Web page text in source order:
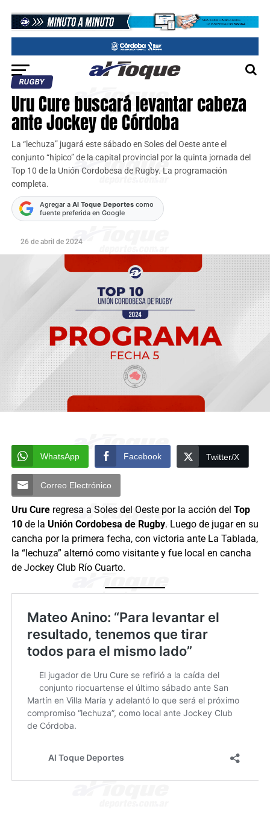
RUGBY
Uru Cure buscará levantar cabeza
ante Jockey de Córdoba
La “lechuza” jugará este sábado en Soles del Oeste ante el
conjunto “hípico” de la capital provincial por la quinta jornada del
Top 10 de la Unión Cordobesa de Rugby. La programación
completa.
Agregar a Al Toque Deportescomo
fuente preferida en Google
26 de abril de 2024
WhatsApp Facebook Twitter/X
Correo Electrónico
Uru Cure regresa a Soles del Oeste por la acción del Top
10 de la Unión Cordobesa de Rugby. Luego de jugar en su
cancha por la primera fecha, con victoria ante La Tablada,
la “lechuza” alternó como visitante y fue local en cancha
de Jockey Club Río Cuarto.